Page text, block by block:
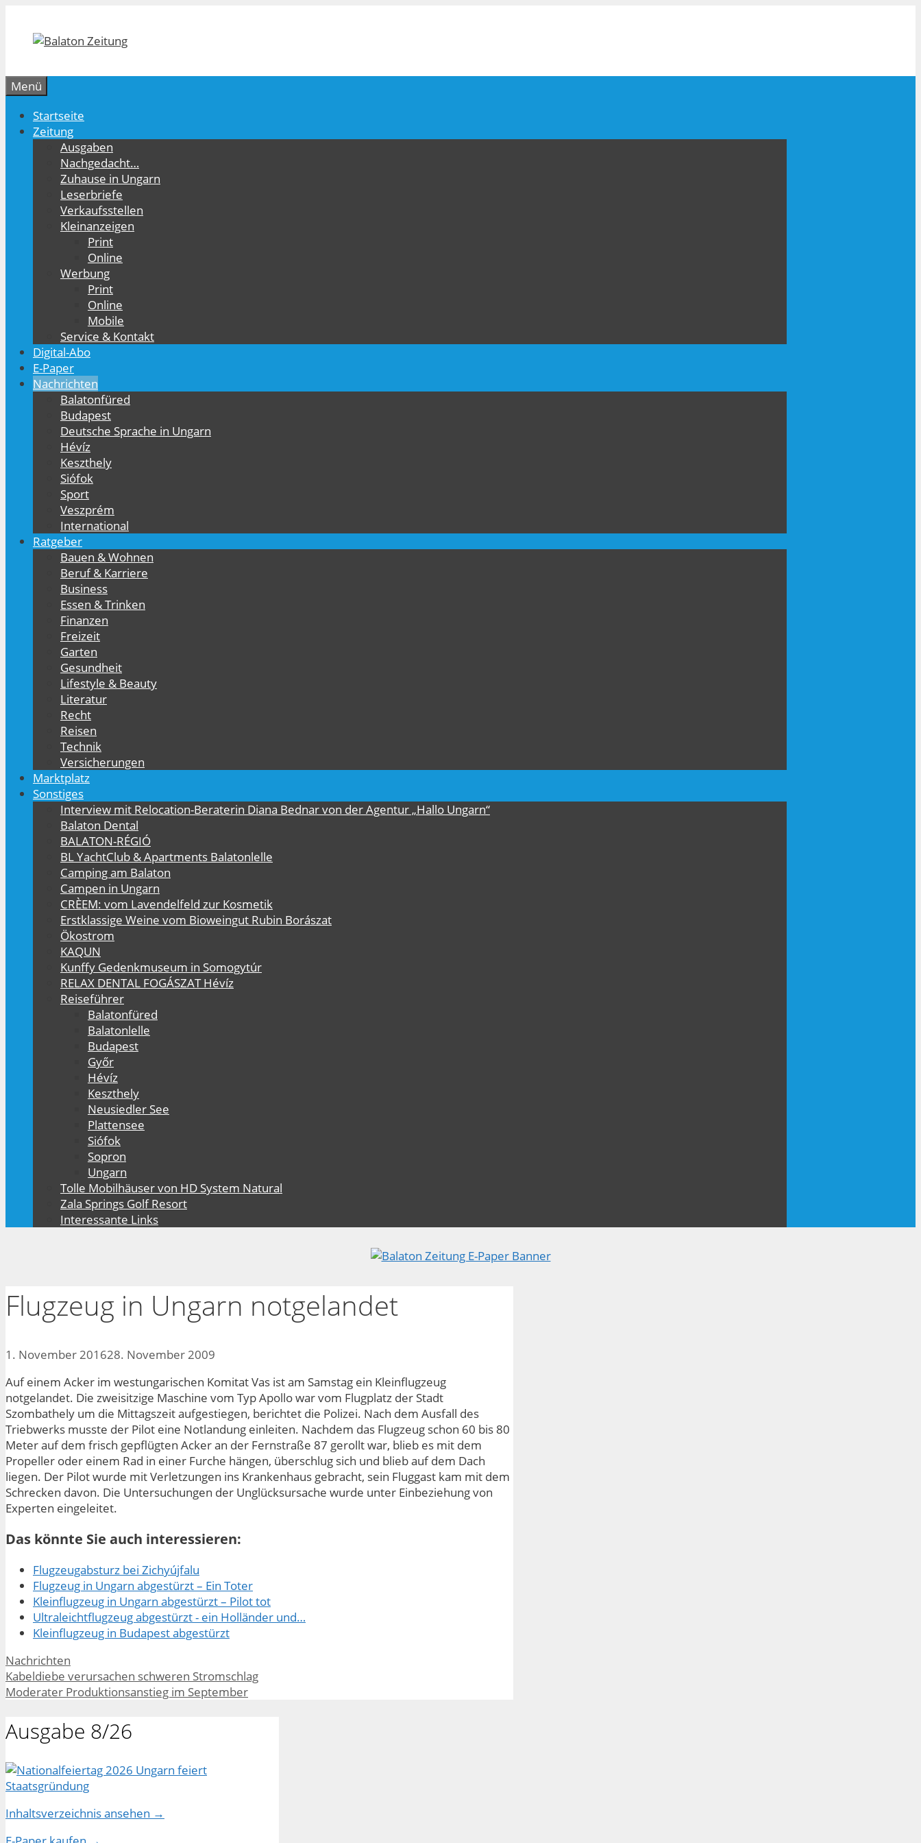
springen
Menü
Startseite
Zeitung
Ausgaben
Nachgedacht…
Zuhause in Ungarn
Leserbriefe
Verkaufsstellen
Kleinanzeigen
Print
Online
Werbung
Print
Online
Mobile
Service & Kontakt
Digital-Abo
E-Paper
Nachrichten
Balatonfüred
Budapest
Deutsche Sprache in Ungarn
Hévíz
Keszthely
Siófok
Sport
Veszprém
International
Ratgeber
Bauen & Wohnen
Beruf & Karriere
Business
Essen & Trinken
Finanzen
Freizeit
Garten
Gesundheit
Lifestyle & Beauty
Literatur
Recht
Reisen
Technik
Versicherungen
Marktplatz
Sonstiges
Interview mit Relocation-Beraterin Diana Bednar von der Agentur „Hallo Ungarn“
Balaton Dental
BALATON-RÉGIÓ
BL YachtClub & Apartments Balatonlelle
Camping am Balaton
Campen in Ungarn
CRÈEM: vom Lavendelfeld zur Kosmetik
Erstklassige Weine vom Bioweingut Rubin Borászat
Ökostrom
KAQUN
Kunffy Gedenkmuseum in Somogytúr
RELAX DENTAL FOGÁSZAT Hévíz
Reiseführer
Balatonfüred
Balatonlelle
Budapest
Győr
Hévíz
Keszthely
Neusiedler See
Plattensee
Siófok
Sopron
Ungarn
Tolle Mobilhäuser von HD System Natural
Zala Springs Golf Resort
Interessante Links
Flugzeug in Ungarn notgelandet
1. November 201628. November 2009
Auf einem Acker im westungarischen Komitat Vas ist am Samstag ein Kleinflugzeug
notgelandet. Die zweisitzige Maschine vom Typ Apollo war vom Flugplatz der Stadt
Szombathely um die Mittagszeit aufgestiegen, berichtet die Polizei. Nach dem Ausfall des
Triebwerks musste der Pilot eine Notlandung einleiten. Nachdem das Flugzeug schon 60 bis 80
Meter auf dem frisch gepflügten Acker an der Fernstraße 87 gerollt war, blieb es mit dem
Propeller oder einem Rad in einer Furche hängen, überschlug sich und blieb auf dem Dach
liegen. Der Pilot wurde mit Verletzungen ins Krankenhaus gebracht, sein Fluggast kam mit dem
Schrecken davon. Die Untersuchungen der Unglücksursache wurde unter Einbeziehung von
Experten eingeleitet.
Das könnte Sie auch interessieren:
Flugzeugabsturz bei Zichyújfalu
Flugzeug in Ungarn abgestürzt – Ein Toter
Kleinflugzeug in Ungarn abgestürzt – Pilot tot
Ultraleichtflugzeug abgestürzt - ein Holländer und…
Kleinflugzeug in Budapest abgestürzt
Kategorien
Nachrichten
Kabeldiebe verursachen schweren Stromschlag
Moderater Produktionsanstieg im September
Ausgabe 8/26
Inhaltsverzeichnis ansehen →